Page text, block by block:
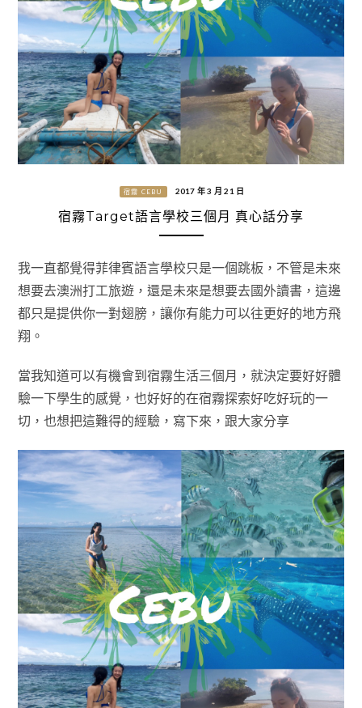
宿霧 CEBU 2017 年 3 月 21 日
宿霧Target語言學校三個月 真心話分享
我一直都覺得菲律賓語言學校只是一個跳板，不管是未來
想要去澳洲打工旅遊，還是未來是想要去國外讀書，這邊
都只是提供你一對翅膀，讓你有能力可以往更好的地方飛
翔。
當我知道可以有機會到宿霧生活三個月，就決定要好好體
驗一下學生的感覺，也好好的在宿霧探索好吃好玩的一
切，也想把這難得的經驗，寫下來，跟大家分享